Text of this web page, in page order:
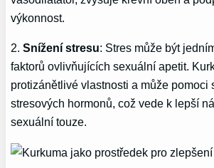
výkonnost.
2.Snížení stresu: Stres může být
faktorů ovlivňujících sexuální apetit.
protizánětlivé vlastnosti a může pomoci
stresových hormonů, což vede k lepší
sexuální touze.